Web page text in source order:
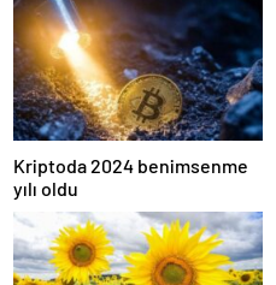
Kriptoda 2024 benimsenme
yılı oldu